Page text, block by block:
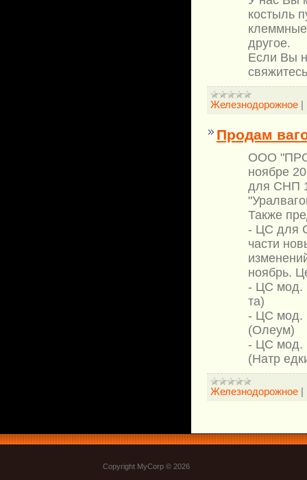
костыль
другое.
Если Вы
Железнодорожное |
Продам
ООО
ноябре
для СНП
Также
- ЦС для
части
ноябрь.
- ЦС мод.
та)
- ЦС мод.
(Олеум)
- ЦС мод.
(Натр
Железнодорожное |
Copyright MyCorp © 2026